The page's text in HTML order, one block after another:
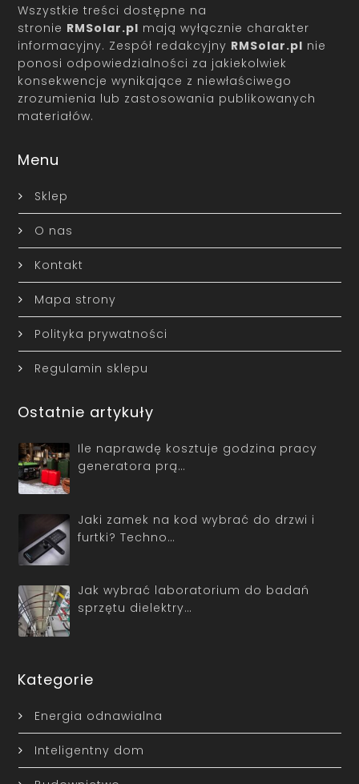
Wszystkie treści dostępne na
stronie RMSolar.pl mają wyłącznie charakter
informacyjny. Zespół redakcyjny RMSolar.pl nie
ponosi odpowiedzialności za jakiekolwiek
konsekwencje wynikające z niewłaściwego
zrozumienia lub zastosowania publikowanych
materiałów.
Menu
Sklep
O nas
Kontakt
Mapa strony
Polityka prywatności
Regulamin sklepu
Ostatnie artykuły
Ile naprawdę kosztuje godzina pracy
generatora prą…
Jaki zamek na kod wybrać do drzwi i
furtki? Techno…
Jak wybrać laboratorium do badań
sprzętu dielektry…
Kategorie
Energia odnawialna
Inteligentny dom